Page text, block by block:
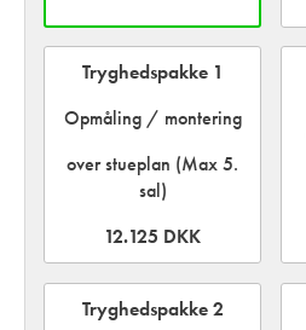
Tryghedspakke 1
Opmåling / montering
over stueplan (Max 5.
sal)
12.125 DKK
Tryghedspakke 2